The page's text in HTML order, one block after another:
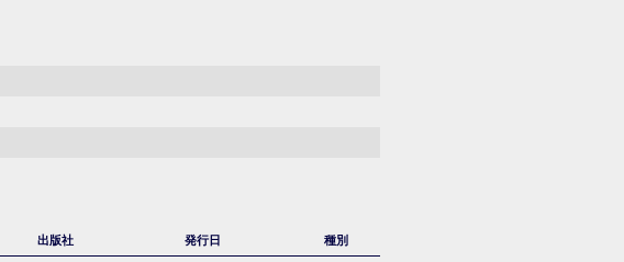
出版社 発行日 種別